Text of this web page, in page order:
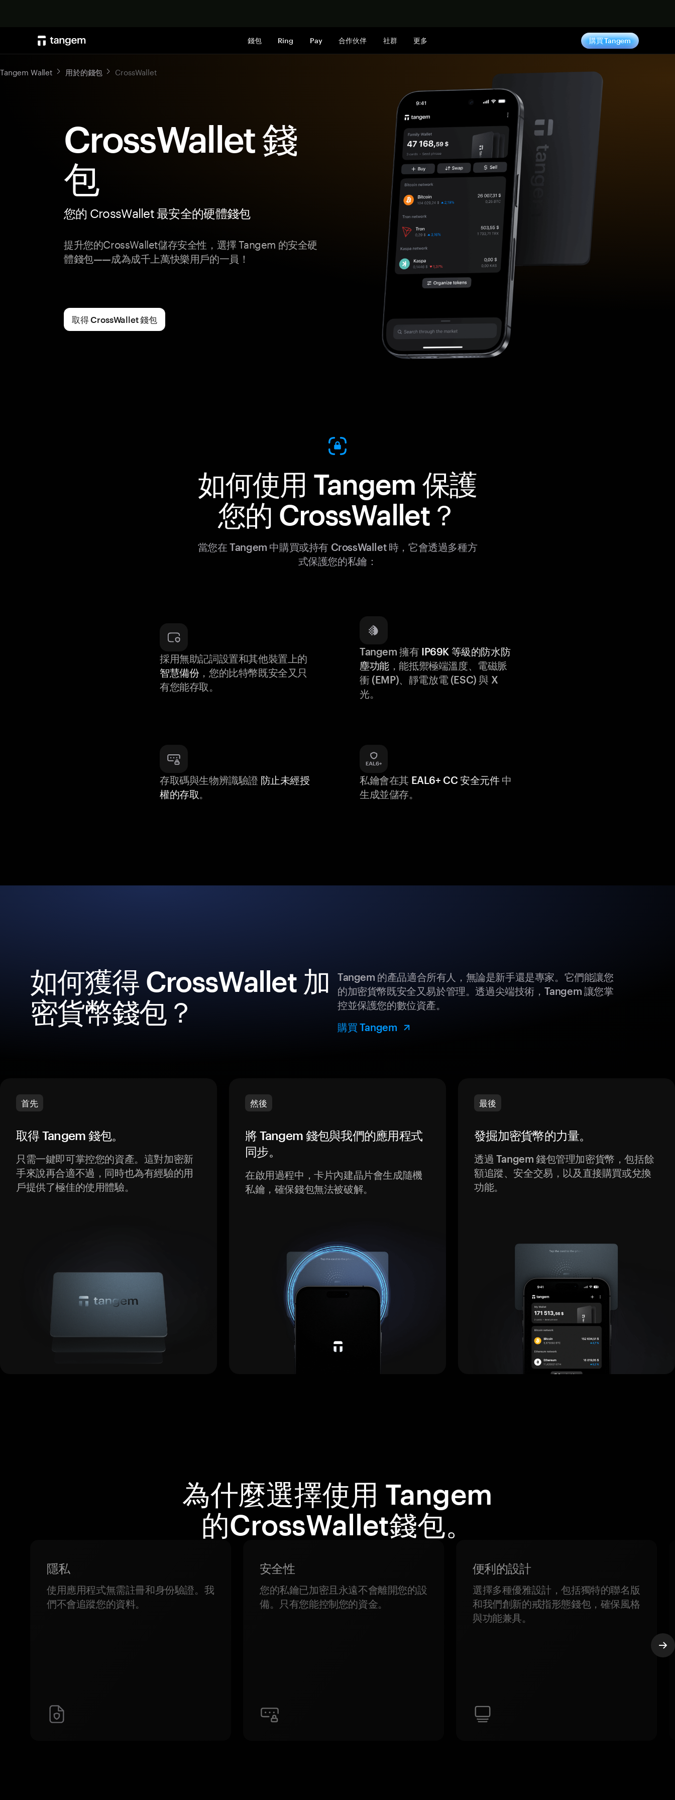
錢包 Ring Pay 合作伙伴 社群 更多 購買 Tangem
Tangem Wallet 用於的錢包 CrossWallet
CrossWallet 錢
包
您的 CrossWallet 最安全的硬體錢包
提升您的CrossWallet儲存安全性，選擇 Tangem 的安全硬
體錢包——成為成千上萬快樂用戶的一員！
取得 CrossWallet 錢包
如何使用 Tangem 保護
您的 CrossWallet？
當您在 Tangem 中購買或持有 CrossWallet 時，它會透過多種方
式保護您的私鑰：
採用無助記詞設置和其他裝置上的
智慧備份，您的比特幣既安全又只
有您能存取。
Tangem 擁有 IP69K 等級的防水防
塵功能，能抵禦極端溫度、電磁脈
衝 (EMP)、靜電放電 (ESC) 與 X
光。
存取碼與生物辨識驗證 防止未經授
權的存取。
私鑰會在其 EAL6+ CC 安全元件中
生成並儲存。
如何獲得 CrossWallet 加
密貨幣錢包？
Tangem 的產品適合所有人，無論是新手還是專家。它們能讓您
的加密貨幣既安全又易於管理。透過尖端技術，Tangem 讓您掌
控並保護您的數位資產。
購買 Tangem
首先
取得 Tangem 錢包。
只需一鍵即可掌控您的資產。這對加密新
手來說再合適不過，同時也為有經驗的用
戶提供了極佳的使用體驗。
然後
將 Tangem 錢包與我們的應用程式
同步。
在啟用過程中，卡片內建晶片會生成隨機
私鑰，確保錢包無法被破解。
最後
發掘加密貨幣的力量。
透過 Tangem 錢包管理加密貨幣，包括餘
額追蹤、安全交易，以及直接購買或兌換
功能。
為什麼選擇使用 Tangem
的CrossWallet錢包。
隱私
使用應用程式無需註冊和身份驗證。我
們不會追蹤您的資料。
安全性
您的私鑰已加密且永遠不會離開您的設
備。只有您能控制您的資金。
便利的設計
選擇多種優雅設計，包括獨特的聯名版
和我們創新的戒指形態錢包，確保風格
與功能兼具。